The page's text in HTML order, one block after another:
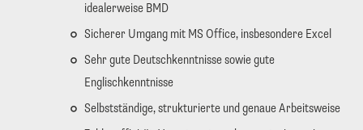
idealerweise BMD
Sicherer Umgang mit MS Office, insbesondere Excel
Sehr gute Deutschkenntnisse sowie gute
Englischkenntnisse
Selbstständige, strukturierte und genaue Arbeitsweise